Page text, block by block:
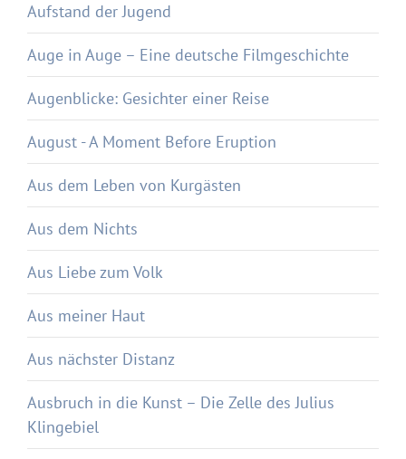
Aufstand der Jugend
Auge in Auge – Eine deutsche Filmgeschichte
Augenblicke: Gesichter einer Reise
August - A Moment Before Eruption
Aus dem Leben von Kurgästen
Aus dem Nichts
Aus Liebe zum Volk
Aus meiner Haut
Aus nächster Distanz
Ausbruch in die Kunst – Die Zelle des Julius
Klingebiel